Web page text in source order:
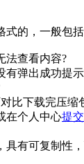
的，一般包
法查看内容?
有弹出成功提
比下载完压
在个人中心提
具有可复制性